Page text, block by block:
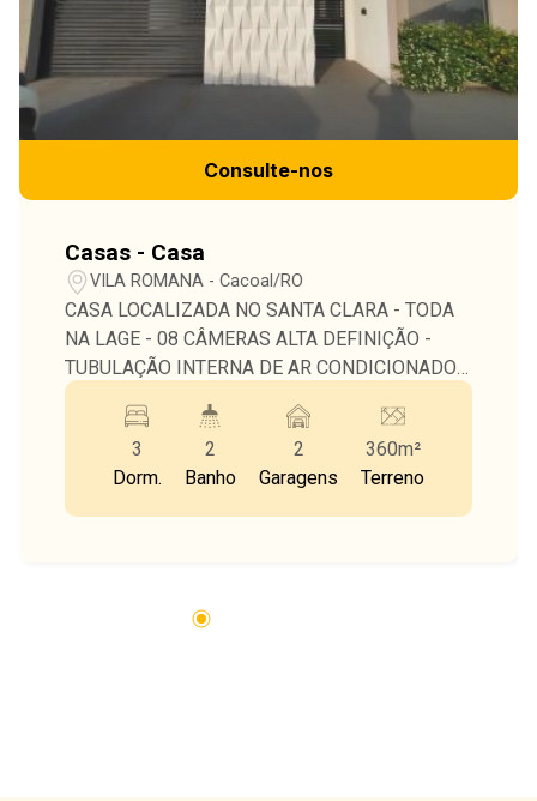
Consulte-nos
Casas - Casa
VILA ROMANA - Cacoal/RO
CASA LOCALIZADA NO SANTA CLARA - TODA
NA LAGE - 08 CÂMERAS ALTA DEFINIÇÃO -
TUBULAÇÃO INTERNA DE AR CONDICIONADO -
ENERGIA SOLAR - COMPOSTA POR SALA,
COZINHA AMERICANA COM MÓVEIS
PLANEJADOS, 03 DORMITÓRIOS SENDO UMA
SUÍTE COM CLOSET COM MÓVEIS
PLANEJADOS, VARANDA GOURMET COM
3
Dorm.
2
Banho
2
Garagens
360m²
Terreno